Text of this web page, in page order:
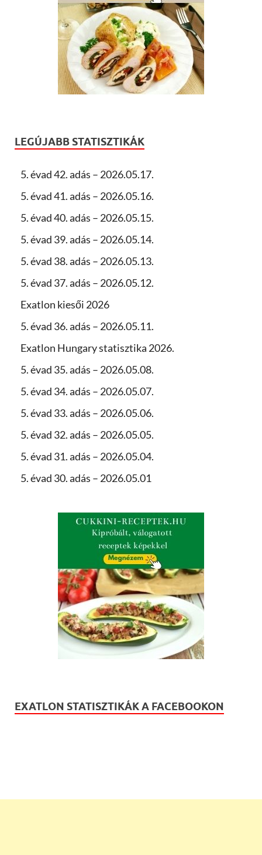
LEGÚJABB STATISZTIKÁK
5. évad 42. adás – 2026.05.17.
5. évad 41. adás – 2026.05.16.
5. évad 40. adás – 2026.05.15.
5. évad 39. adás – 2026.05.14.
5. évad 38. adás – 2026.05.13.
5. évad 37. adás – 2026.05.12.
Exatlon kiesői 2026
5. évad 36. adás – 2026.05.11.
Exatlon Hungary statisztika 2026.
5. évad 35. adás – 2026.05.08.
5. évad 34. adás – 2026.05.07.
5. évad 33. adás – 2026.05.06.
5. évad 32. adás – 2026.05.05.
5. évad 31. adás – 2026.05.04.
5. évad 30. adás – 2026.05.01
EXATLON STATISZTIKÁK A FACEBOOKON